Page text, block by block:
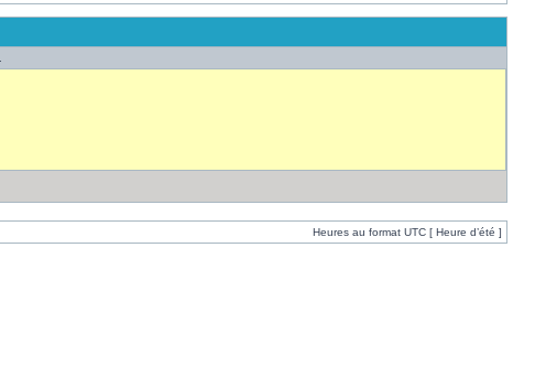
Heures au format UTC [ Heure d’été ]